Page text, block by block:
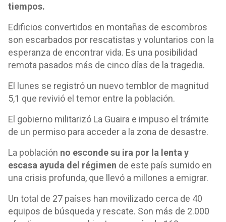
tiempos.
Edificios convertidos en montañas de escombros
son escarbados por rescatistas y voluntarios con la
esperanza de encontrar vida. Es una posibilidad
remota pasados más de cinco días de la tragedia.
El lunes se registró un nuevo temblor de magnitud
5,1 que revivió el temor entre la población.
El gobierno militarizó La Guaira e impuso el trámite
de un permiso para acceder a la zona de desastre.
La población no esconde su ira por la lenta y
escasa ayuda del régimen de este país sumido en
una crisis profunda, que llevó a millones a emigrar.
Un total de 27 países han movilizado cerca de 40
equipos de búsqueda y rescate. Son más de 2.000